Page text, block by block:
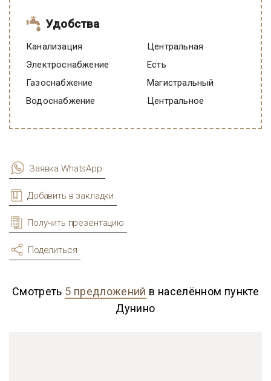
Удобства
Канализация
Центральная
Электроснабжение
есть
Газоснабжение
Магистральный
Водоснабжение
Центральное
Заявка WhatsApp
Добавить в закладки
Получить презентацию
Поделиться
Смотреть 5 предложений в населённом пункте
Дунино